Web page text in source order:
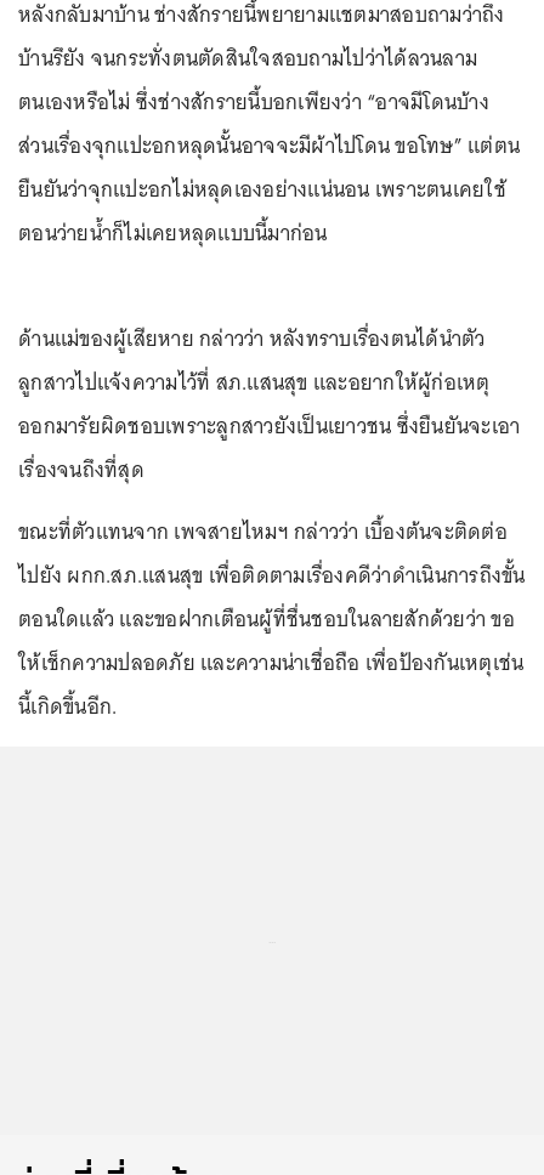
หลังกลับมาบ้าน ช่างสักรายนี้พยายามแชตมาสอบถามว่าถึง
บ้านรึยัง จนกระทั่งตนตัดสินใจสอบถามไปว่าได้ลวนลาม
ตนเองหรือไม่ ซึ่งช่างสักรายนี้บอกเพียงว่า “อาจมีโดนบ้าง
ส่วนเรื่องจุกแปะอกหลุดนั้นอาจจะมีผ้าไปโดน ขอโทษ” แต่ตน
ยืนยันว่าจุกแปะอกไม่หลุดเองอย่างแน่นอน เพราะตนเคยใช้
ตอนว่ายนํ้าก็ไม่เคยหลุดแบบนี้มาก่อน
ด้านแม่ของผู้เสียหาย กล่าวว่า หลังทราบเรื่องตนได้นําตัว
ลูกสาวไปแจ้งความไว้ที่ สภ.แสนสุข และอยากให้ผู้ก่อเหตุ
ออกมารัยผิดชอบเพราะลูกสาวยังเป็นเยาวชน ซึ่งยืนยันจะเอา
เรื่องจนถึงที่สุด
ขณะที่ตัวแทนจาก เพจสายไหมฯ กล่าวว่า เบื้องต้นจะติดต่อ
ไปยัง ผกก.สภ.แสนสุข เพื่อติดตามเรื่องคดีว่าดําเนินการถึงขั้น
ตอนใดแล้ว และขอฝากเตือนผู้ที่ชื่นชอบในลายสักด้วยว่า ขอ
ให้เช็กความปลอดภัย และความน่าเชื่อถือ เพื่อป้องกันเหตุเช่น
นี้เกิดขึ้นอีก.